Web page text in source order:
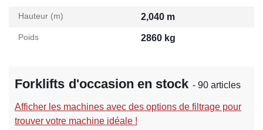
Hauteur (m) 2,040 m
Poids 2860 kg
Forklifts d'occasion en stock - 90 articles
Afficher les machines avec des options de filtrage pour
trouver votre machine idéale !